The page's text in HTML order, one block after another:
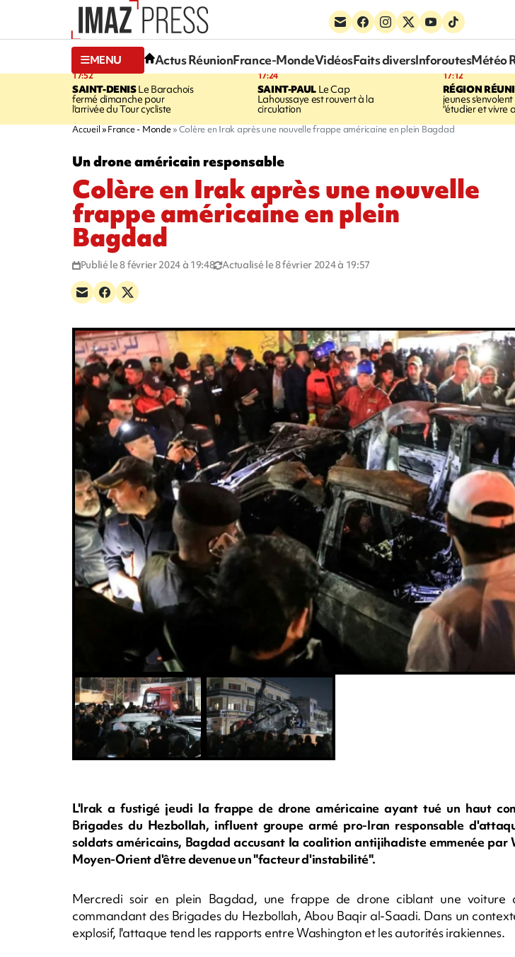
MENU Actus RéunionFrance-MondeVidéosFaits diversInforoutesMétéo
17:52
SAINT-DENISLe Barachois
fermé dimanche pour
l'arrivée du Tour cycliste
17:24
SAINT-PAULLe Cap
Lahoussaye est rouvert à la
circulation
17:12
RÉGION
jeunes
"étudier et vivre
Accueil France - Monde Colère en Irak après une nouvelle frappe américaine en plein Bagdad
Un drone américain responsable
Colère en Irak après une nouvelle
frappe américaine en plein
Bagdad
Publié le 8 février 2024 à 19:48 Actualisé le 8 février 2024 à 19:57
L'Irak a fustigé jeudi la frappe de drone américaine ayant tué un haut
Brigades du Hezbollah, influent groupe armé pro-Iran responsable
soldats américains, Bagdad accusant la coalition antijihadiste emmenée par
Moyen-Orient d'être devenue un "facteur d'instabilité".
Mercredi soir en plein Bagdad, une frappe de drone ciblant une
commandant des Brigades du Hezbollah, Abou Baqir al-Saadi. Dans un
explosif, l'attaque tend les rapports entre Washington et les autorités irakiennes.